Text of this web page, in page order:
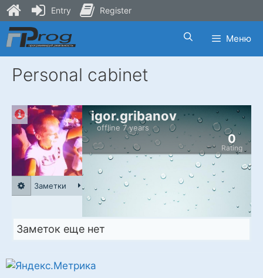
Skip
to
content
Меню
Personal cabinet
igor.gribanov
offline 7 years
Rating
0
Заметки
Заметок еще нет
Entry Register